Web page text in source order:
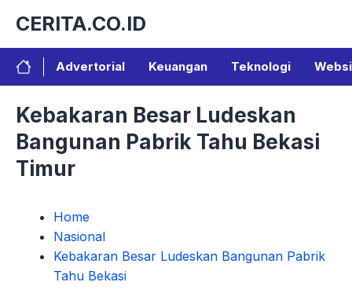
isi
CERITA.CO.ID
Advertorial Keuangan Teknologi
Kebakaran Besar Ludeskan
Bangunan Pabrik Tahu Bekasi
Timur
Home
Nasional
Kebakaran Besar Ludeskan Bangunan Pabrik
Tahu Bekasi